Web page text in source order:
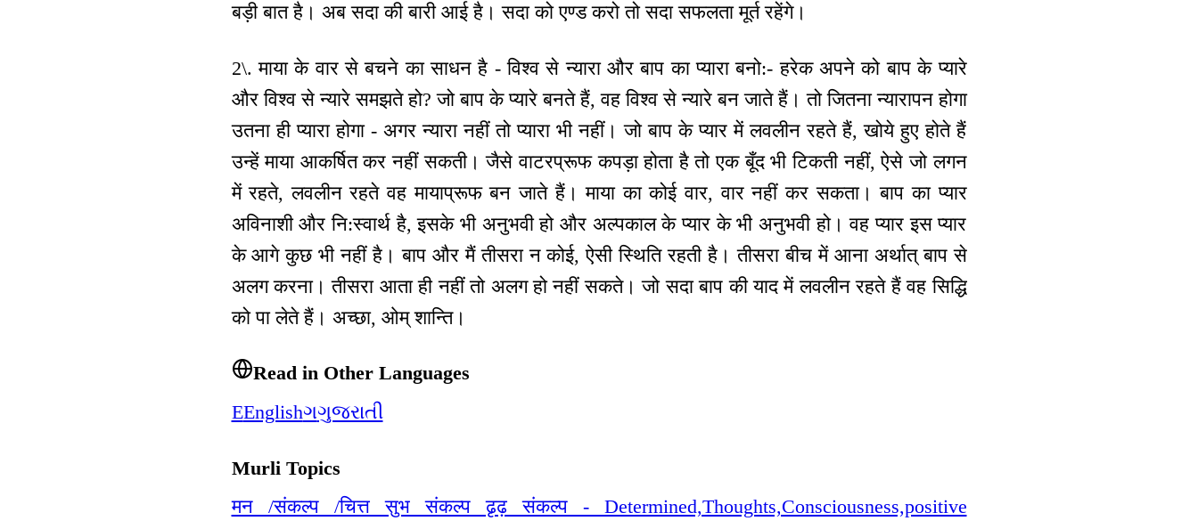
बड़ी बात है। अब सदा की बारी आई है। सदा को एण्ड करो तो सदा सफलता मूर्त रहेंगे।
2\. माया के वार से बचने का साधन है - विश्व से न्यारा और बाप का प्यारा बनो:- हरेक अपने को बाप के प्यारे
और विश्व से न्यारे समझते हो? जो बाप के प्यारे बनते हैं, वह विश्व से न्यारे बन जाते हैं। तो जितना न्यारापन होगा
उतना ही प्यारा होगा - अगर न्यारा नहीं तो प्यारा भी नहीं। जो बाप के प्यार में लवलीन रहते हैं, खोये हुए होते हैं
उन्हें माया आकर्षित कर नहीं सकती। जैसे वाटरप्रूफ कपड़ा होता है तो एक बूँद भी टिकती नहीं, ऐसे जो लगन
में रहते, लवलीन रहते वह मायाप्रूफ बन जाते हैं। माया का कोई वार, वार नहीं कर सकता। बाप का प्यार
अविनाशी और नि:स्वार्थ है, इसके भी अनुभवी हो और अल्पकाल के प्यार के भी अनुभवी हो। वह प्यार इस प्यार
के आगे कुछ भी नहीं है। बाप और मैं तीसरा न कोई, ऐसी स्थिति रहती है। तीसरा बीच में आना अर्थात् बाप से
अलग करना। तीसरा आता ही नहीं तो अलग हो नहीं सकते। जो सदा बाप की याद में लवलीन रहते हैं वह सिद्धि
को पा लेते हैं। अच्छा, ओम् शान्ति।
Read in Other Languages
EEnglishગગુજરાતી
Murli Topics
मन /संकल्प /चित्त सुभ संकल्प ढृढ़ संकल्प - Determined,Thoughts,Consciousness,positive